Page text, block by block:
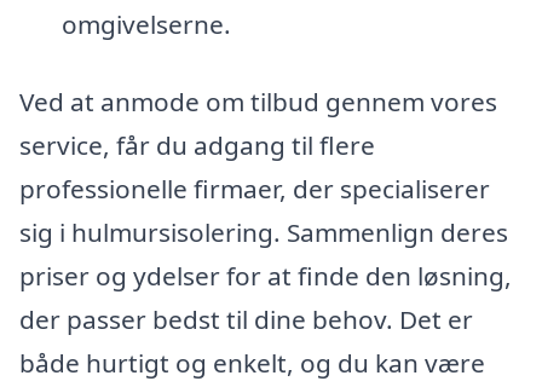
omgivelserne.
Ved at anmode om tilbud gennem vores
service, får du adgang til flere
professionelle firmaer, der specialiserer
sig i hulmursisolering. Sammenlign deres
priser og ydelser for at finde den løsning,
der passer bedst til dine behov. Det er
både hurtigt og enkelt, og du kan være